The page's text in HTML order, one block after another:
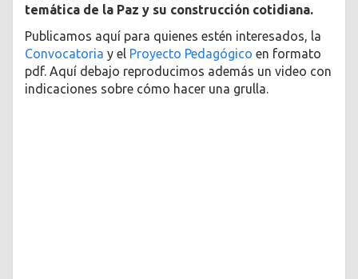
temática de la Paz y su construcción cotidiana.
Publicamos aquí para quienes estén interesados, la
Convocatoria y el Proyecto Pedagógico en formato
pdf. Aquí debajo reproducimos además un video con
indicaciones sobre cómo hacer una grulla.